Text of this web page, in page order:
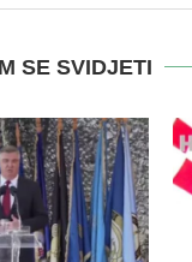
SE SVIDJETI